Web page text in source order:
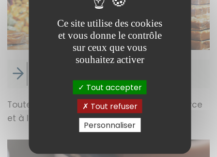
Toutes les démarches relatives au commerce
et à l’artisanat sont dans cette rubrique.
Ce site utilise des cookies
et vous donne le contrôle
sur ceux que vous
souhaitez activer
Tout accepter
Tout refuser
Personnaliser